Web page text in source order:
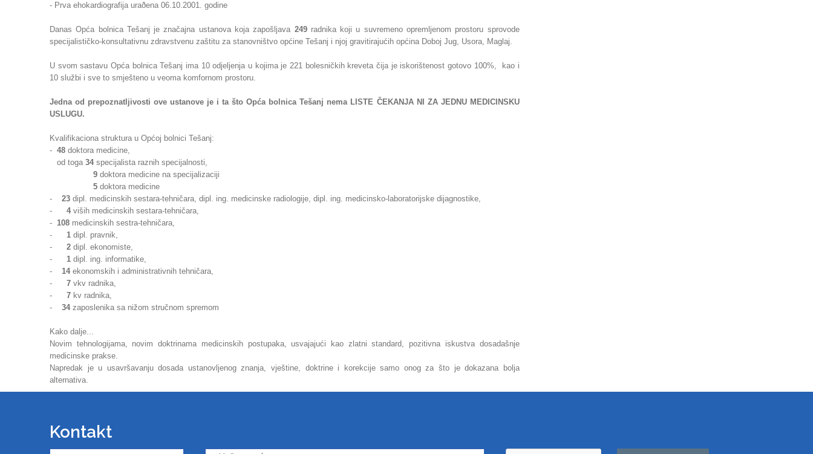
- Prva ehokardiografija uraðena 06.10.2001. godine
Danas Opća bolnica Tešanj je značajna ustanova koja zapošljava 249radnika koji u suvremeno opremljenom prostoru sprovode
specijalističko-konsultativnu zdravstvenu zaštitu za stanovništvo općine Tešanj i njoj gravitirajućih općina Doboj Jug, Usora, Maglaj.
U svom sastavu Opća bolnica Tešanj ima 10 odjeljenja u kojima je 221 bolesničkih kreveta čija je iskorištenost gotovo 100%, kao i
10 službi i sve to smješteno u veoma komfornom prostoru.
Jedna od prepoznatljivosti ove ustanove je i ta što Opća bolnica Tešanj nema LISTE ČEKANJA NI ZA JEDNU MEDICINSKU
USLUGU.
Kvalifikaciona struktura u Općoj bolnici Tešanj:
- 48 doktora medicine,
od toga 34 specijalista raznih specijalnosti,
9 doktora medicine na specijalizaciji
5 doktora medicine
- 23 dipl. medicinskih sestara-tehničara, dipl. ing. medicinske radiologije, dipl. ing. medicinsko-laboratorijske dijagnostike,
- 4 viših medicinskih sestara-tehničara,
- 108 medicinskih sestra-tehničara,
- 1 dipl. pravnik,
- 2 dipl. ekonomiste,
- 1 dipl. ing. informatike,
- 14 ekonomskih i administrativnih tehničara,
- 7 vkv radnika,
- 7 kv radnika,
- 34 zaposlenika sa nižom stručnom spremom
Kako dalje...
Novim tehnologijama, novim doktrinama medicinskih postupaka, usvajajući kao zlatni standard, pozitivna iskustva dosadašnje
medicinske prakse.
Napredak je u usavršavanju dosada ustanovljenog znanja, vještine, doktrine i korekcije samo onog za što je dokazana bolja
alternativa.
Kontakt